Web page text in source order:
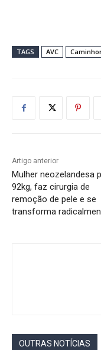
TAGS AVC
Artigo anterior
Mulher neozelandesa
92kg, faz cirurgia de
remoção de pele e se
transforma
OUTRAS NOTÍCIAS